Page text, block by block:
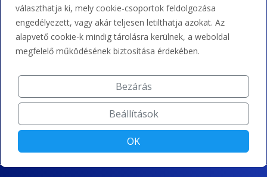
Támogatás
+36 202 343 883
Elfogadunk kártyás fizetést, Google/Apple Pay-t, banki
választhatja ki, mely cookie-csoportok feldolgozása
engedélyezett, vagy akár teljesen letilthatja azokat. Az
alapvető cookie-k mindig tárolásra kerülnek, a weboldal
megfelelő működésének biztosítása érdekében.
Bezárás
Beállítások
OK